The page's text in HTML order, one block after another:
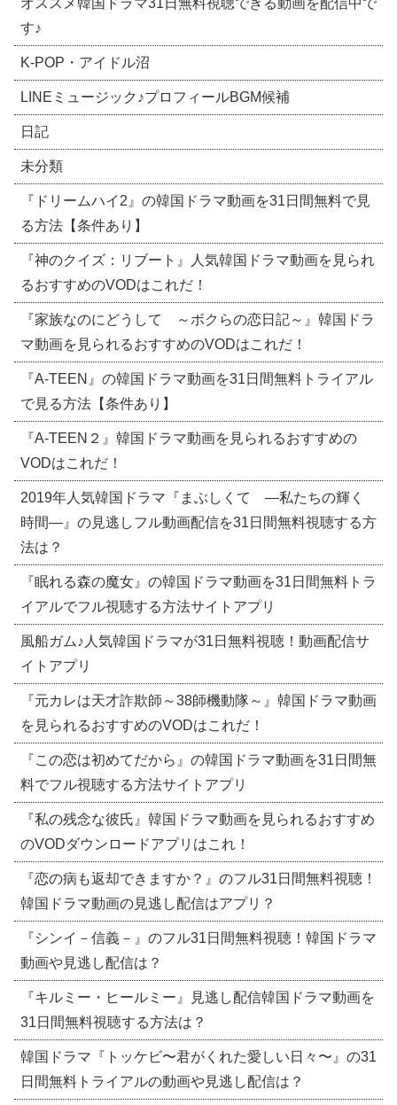
オススメ韓国ドラマ31日無料視聴できる動画を配信中で
す♪
​K-POP・アイドル沼
LINEミュージック♪プロフィールBGM候補
日記
未分類
『ドリームハイ2』の韓国ドラマ動画を31日間無料で見
る方法【条件あり】
『神のクイズ：リブート』人気韓国ドラマ動画を見られ
るおすすめのVODはこれだ！
『家族なのにどうして ～ボクらの恋日記～』韓国ドラ
マ動画を見られるおすすめのVODはこれだ！
『A-TEEN』の韓国ドラマ動画を31日間無料トライアル
で見る方法【条件あり】
『A-TEEN２』韓国ドラマ動画を見られるおすすめの
VODはこれだ！
2019年人気韓国ドラマ『まぶしくて ―私たちの輝く
時間―』の見逃しフル動画配信を31日間無料視聴する方
法は？
『眠れる森の魔女』の韓国ドラマ動画を31日間無料トラ
イアルでフル視聴する方法サイトアプリ
風船ガム♪人気韓国ドラマが31日無料視聴！動画配信サ
イトアプリ
『元カレは天才詐欺師～38師機動隊～』韓国ドラマ動画
を見られるおすすめのVODはこれだ！
『この恋は初めてだから』の韓国ドラマ動画を31日間無
料でフル視聴する方法サイトアプリ
『私の残念な彼氏』韓国ドラマ動画を見られるおすすめ
のVODダウンロードアプリはこれ！
『恋の病も返却できますか？』のフル31日間無料視聴！
韓国ドラマ動画の見逃し配信はアプリ？
『シンイ－信義－』のフル31日間無料視聴！韓国ドラマ
動画や見逃し配信は？
『キルミー・ヒールミー』見逃し配信韓国ドラマ動画を
31日間無料視聴する方法は？
韓国ドラマ『トッケビ〜君がくれた愛しい日々〜』の31
日間無料トライアルの動画や見逃し配信は？